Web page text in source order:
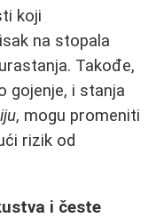
koji
na stopala
Takođe,
gojenje, i stanja
, mogu promeniti
rizik od
i česte